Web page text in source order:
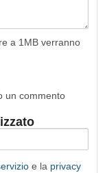
a 1MB verranno
un commento
e la privacy